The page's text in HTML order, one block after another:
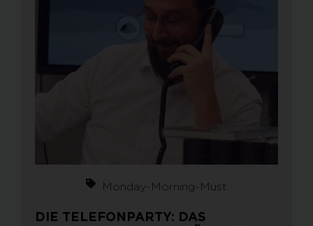
Monday-Morning-Must
DIE TELEFONPARTY: DAS